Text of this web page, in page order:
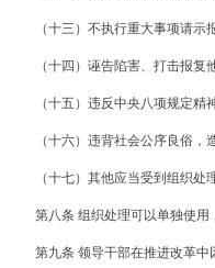
（十三）不执行重大事项请
（十四）诬告陷害、打击报
（十五）违反中央八项规定精
（十六）违背社会公序良俗，
（十七）其他应当受到组织处
第八条 组织处理可以单独使用
第九条 领导干部在推进改革